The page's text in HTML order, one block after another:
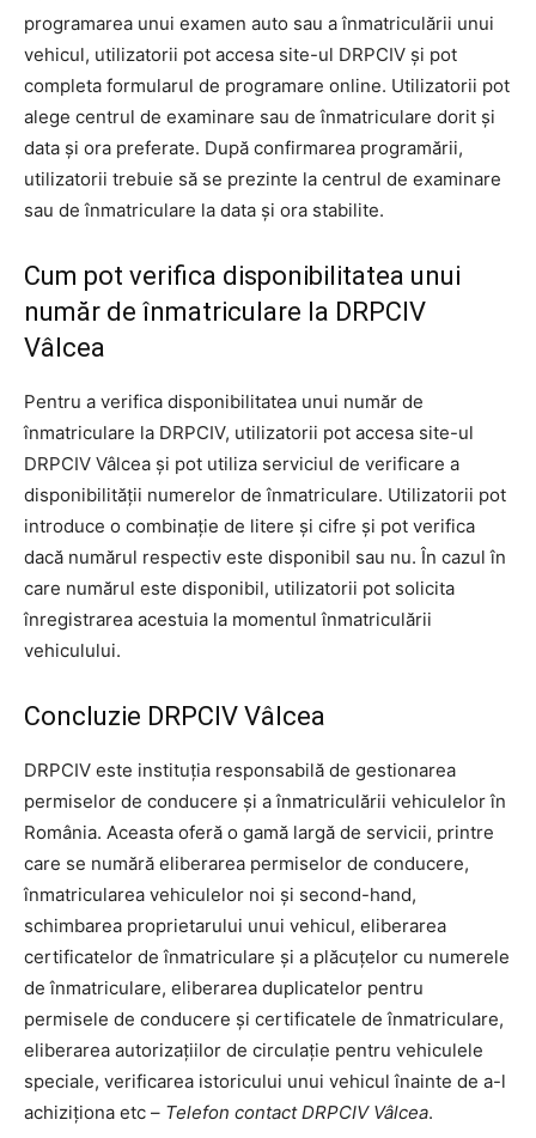
programarea unui examen auto sau a înmatriculării unui
vehicul, utilizatorii pot accesa site-ul DRPCIV și pot
completa formularul de programare online. Utilizatorii pot
alege centrul de examinare sau de înmatriculare dorit și
data și ora preferate. După confirmarea programării,
utilizatorii trebuie să se prezinte la centrul de examinare
sau de înmatriculare la data și ora stabilite.
Cum pot verifica disponibilitatea unui
număr de înmatriculare la DRPCIV
Vâlcea
Pentru a verifica disponibilitatea unui număr de
înmatriculare la DRPCIV, utilizatorii pot accesa site-ul
DRPCIV Vâlcea și pot utiliza serviciul de verificare a
disponibilității numerelor de înmatriculare. Utilizatorii pot
introduce o combinație de litere și cifre și pot verifica
dacă numărul respectiv este disponibil sau nu. În cazul în
care numărul este disponibil, utilizatorii pot solicita
înregistrarea acestuia la momentul înmatriculării
vehiculului.
Concluzie DRPCIV Vâlcea
DRPCIV este instituția responsabilă de gestionarea
permiselor de conducere și a înmatriculării vehiculelor în
România. Aceasta oferă o gamă largă de servicii, printre
care se numără eliberarea permiselor de conducere,
înmatricularea vehiculelor noi și second-hand,
schimbarea proprietarului unui vehicul, eliberarea
certificatelor de înmatriculare și a plăcuțelor cu numerele
de înmatriculare, eliberarea duplicatelor pentru
permisele de conducere și certificatele de înmatriculare,
eliberarea autorizațiilor de circulație pentru vehiculele
speciale, verificarea istoricului unui vehicul înainte de a-l
achiziționa etc – Telefon contact DRPCIV Vâlcea.